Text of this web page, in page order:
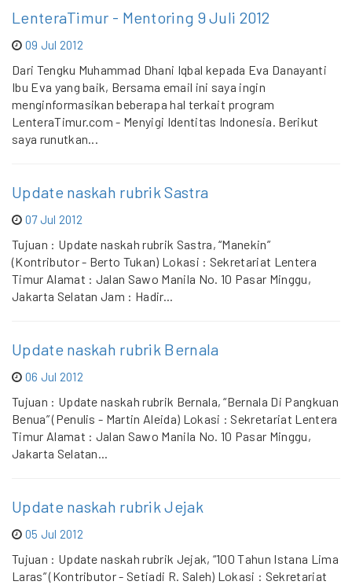
LenteraTimur - Mentoring 9 Juli 2012
09 Jul 2012
Dari Tengku Muhammad Dhani Iqbal kepada Eva Danayanti
Ibu Eva yang baik, Bersama email ini saya ingin
menginformasikan beberapa hal terkait program
LenteraTimur.com - Menyigi Identitas Indonesia. Berikut
saya runutkan...
Update naskah rubrik Sastra
07 Jul 2012
Tujuan : Update naskah rubrik Sastra, “Manekin”
(Kontributor - Berto Tukan) Lokasi : Sekretariat Lentera
Timur Alamat : Jalan Sawo Manila No. 10 Pasar Minggu,
Jakarta Selatan Jam : Hadir...
Update naskah rubrik Bernala
06 Jul 2012
Tujuan : Update naskah rubrik Bernala, “Bernala Di Pangkuan
Benua” (Penulis - Martin Aleida) Lokasi : Sekretariat Lentera
Timur Alamat : Jalan Sawo Manila No. 10 Pasar Minggu,
Jakarta Selatan...
Update naskah rubrik Jejak
05 Jul 2012
Tujuan : Update naskah rubrik Jejak, “100 Tahun Istana Lima
Laras” (Kontributor - Setiadi R. Saleh) Lokasi : Sekretariat